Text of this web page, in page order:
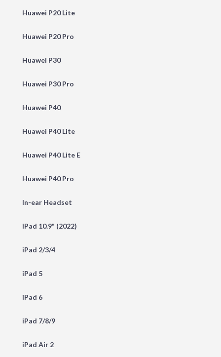
Huawei P20 Lite
Huawei P20 Pro
Huawei P30
Huawei P30 Pro
Huawei P40
Huawei P40 Lite
Huawei P40 Lite E
Huawei P40 Pro
In-ear Headset
iPad 10.9" (2022)
iPad 2/3/4
iPad 5
iPad 6
iPad 7/8/9
iPad Air 2